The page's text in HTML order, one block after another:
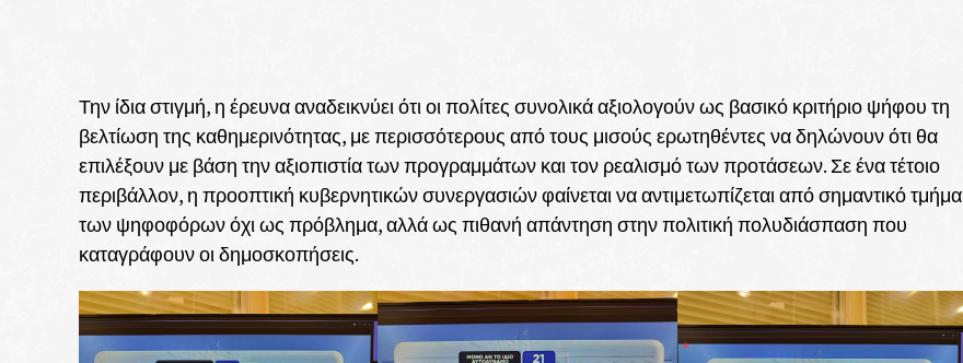
Την ίδια στιγμή, η έρευνα αναδεικνύει ότι οι πολίτες συνολικά αξιολογούν ως βασικό κριτήριο ψήφου τη
βελτίωση της καθημερινότητας, με περισσότερους από τους μισούς ερωτηθέντες να δηλώνουν ότι θα
επιλέξουν με βάση την αξιοπιστία των προγραμμάτων και τον ρεαλισμό των προτάσεων. Σε ένα τέτοιο
περιβάλλον, η προοπτική κυβερνητικών συνεργασιών φαίνεται να αντιμετωπίζεται από σημαντικό τμήμα
των ψηφοφόρων όχι ως πρόβλημα, αλλά ως πιθανή απάντηση στην πολιτική πολυδιάσπαση που
καταγράφουν οι δημοσκοπήσεις.